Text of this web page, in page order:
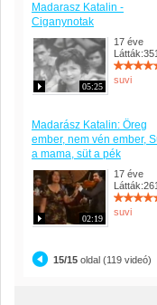
Madarasz Katalin -
Ciganynotak
05:25
17 éve
suvi
Madarász Katalin: Öreg
ember, nem vén ember,
a mama, süt a pék
02:19
17 éve
suvi
15/15oldal (119 videó)